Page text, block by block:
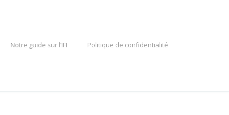
Notre guide sur l’IFI Politique de confidentialité